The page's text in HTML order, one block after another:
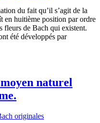
du fait qu’il s’agit de la
en huitième position par ordre
fleurs de Bach qui existent.
été développés par
naturel
originales